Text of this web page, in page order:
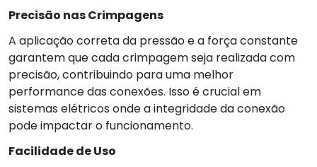
Precisão nas Crimpagens
A aplicação correta da pressão e a força constante
garantem que cada crimpagem seja realizada com
precisão, contribuindo para uma melhor
performance das conexões. Isso é crucial em
sistemas elétricos onde a integridade da conexão
pode impactar o funcionamento.
Facilidade de Uso